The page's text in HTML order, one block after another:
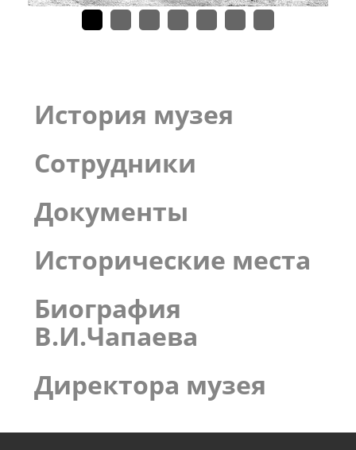
История музея
Сотрудники
Документы
Исторические места
Биография
В.И.Чапаева
Директора музея